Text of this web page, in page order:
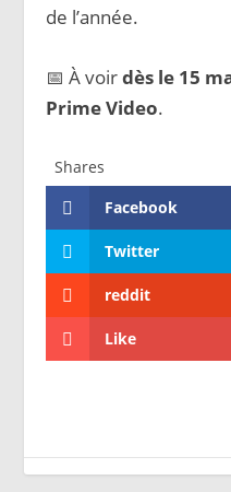
de l’année.
📅 À voirdès le 15
Prime Video.
Shares
Facebook
Twitter
reddit
Like